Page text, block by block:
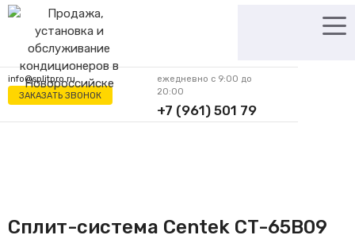
Перейти
содержимому
info@splitpro.ru
ЗАКАЗАТЬ ЗВОНОК
ежедневно с 9:00 до
20:00
+7 (961) 501 79
62
Сплит-система Centek CT-65B09